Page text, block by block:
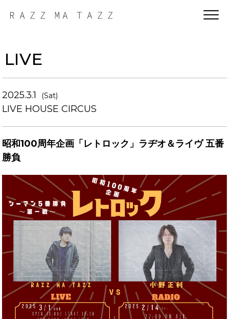
LIVE
2025.3.1 (Sat)
LIVE HOUSE CIRCUS
昭和100周年企画「レトロック」ラヂオ＆ライヴ 五番
勝負